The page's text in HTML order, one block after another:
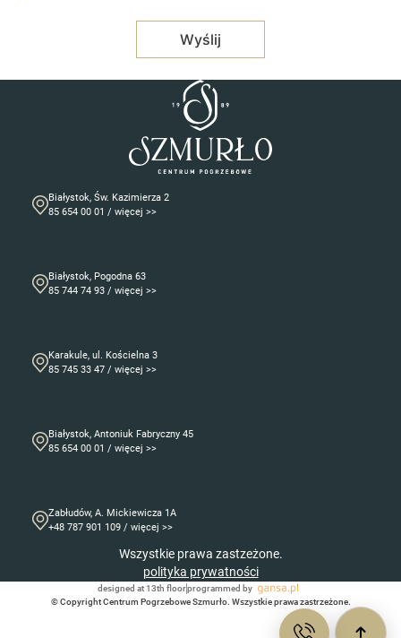
Białystok, Św. Kazimierza 2
85 654 00 01 / więcej >>
Białystok, Pogodna 63
85 744 74 93 / więcej >>
Karakule, ul. Kościelna 3
85 745 33 47 / więcej >>
Białystok, Antoniuk Fabryczny 45
85 654 00 01 / więcej >>
Zabłudów, A. Mickiewicza 1A
+48 787 901 109 / więcej >>
Wszystkie prawa zastzeżone.
polityka prywatności
designed at 13th floorprogrammed by
© Copyright Centrum Pogrzebowe Szmurło. Wszystkie prawa zastrzeżone.